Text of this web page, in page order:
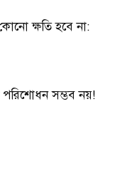
ক্ষতি হবে না:
পরিশোধন সম্ভব নয়!